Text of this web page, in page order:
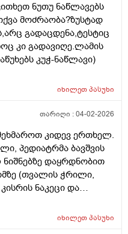
ნუთუ ნაწლავებს
მოძრაობა?ზუსტად
გადაცდენა,ტესტიც
კი გადავიღე.ლამის
კუჭ-ნაწლავი)
იხილეთპასუხი
თარიღი :04-02-2026
კიდევ ერთხელ.
პედიატრმა ბავშვის
დაყრდნობით
(თვალის ჭრილი,
ნაკეცი და
სმენის პრობლემა და
იხილეთპასუხი